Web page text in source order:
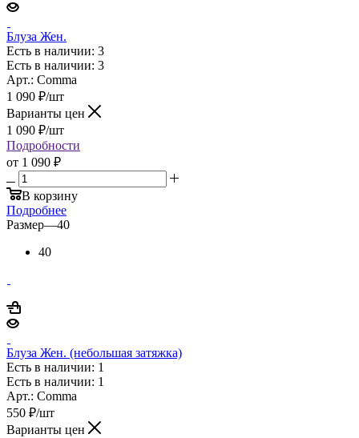
Блуза Жен.
Есть в наличии: 3
Есть в наличии: 3
Арт.: Comma
1 090 ₽/шт
Варианты цен
1 090 ₽/шт
Подробности
от 1 090 ₽
В корзину
Подробнее
Размер—40
40
Блуза Жен. (небольшая затяжка)
Есть в наличии: 1
Есть в наличии: 1
Арт.: Comma
550 ₽/шт
Варианты цен